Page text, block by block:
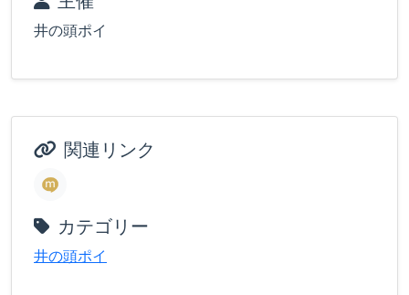
井の頭ポイ
関連リンク
カテゴリー
井の頭ポイ